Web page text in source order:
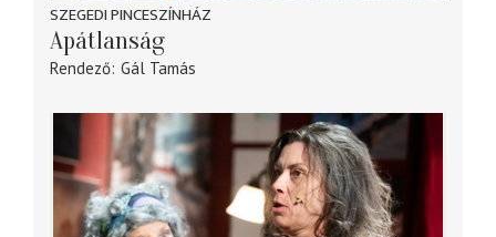
SZEGEDI PINCESZÍNHÁZ
Apátlanság
Rendező Gál Tamás